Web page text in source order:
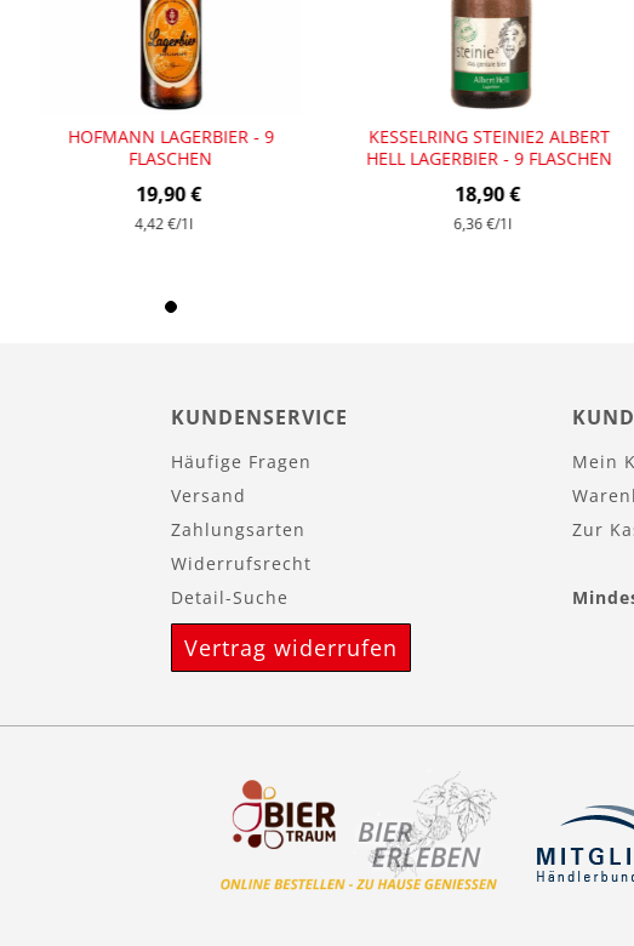
HOFMANN LAGERBIER - 9
FLASCHEN
19,90 €
4,42 €/1l
KESSELRING STEINIE2 ALBERT
HELL LAGERBIER - 9 FLASCHEN
18,90 €
6,36 €/1l
KUNDENSERVICE
Häufige Fragen
Versand
Zahlungsarten
Widerrufsrecht
Detail-Suche
Vertrag widerrufen
Mein
Zur